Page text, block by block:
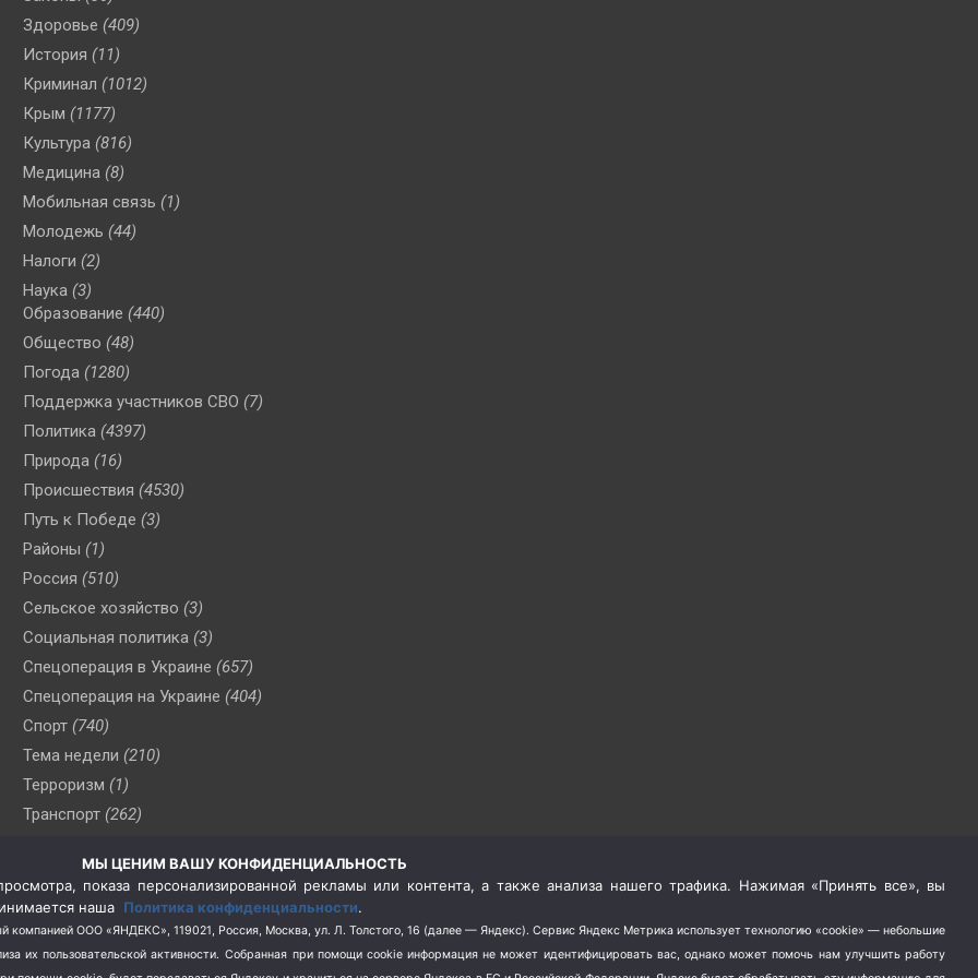
Здоровье (409)
История (11)
Криминал (1012)
Крым (1177)
Культура (816)
Медицина (8)
Мобильная связь (1)
Молодежь (44)
Налоги (2)
Наука (3)
Образование (440)
Общество (48)
Погода (1280)
Поддержка участников СВО (7)
Политика (4397)
Природа (16)
Происшествия (4530)
Путь к Победе (3)
Районы (1)
Россия (510)
Сельское хозяйство (3)
Социальная политика (3)
Спецоперация в Украине (657)
Спецоперация на Украине (404)
Спорт (740)
Тема недели (210)
Терроризм (1)
Транспорт (262)
(76)
Цены (2)
Школа и спорт (2)
Экология (8)
МЫ ЦЕНИМ ВАШУ КОНФИДЕНЦИАЛЬНОСТЬ
показа персонализированной рекламы или контента, а также анализа нашего трафика. Нажимая «Принять все», вы
наша Политика конфиденциальности.
компанией ООО «ЯНДЕКС», 119021, Россия, Москва, ул. Л. Толстого, 16 (далее — Яндекс). Сервис Яндекс Метрика использует технологию «cookie» — небольшие
их пользовательской активности. Собранная при помощи cookie информация не может идентифицировать вас, однако может помочь нам улучшить работу